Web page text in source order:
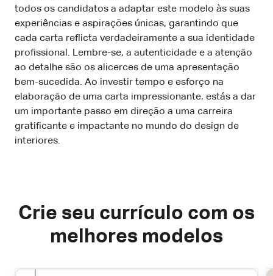
todos os candidatos a adaptar este modelo às suas
experiências e aspirações únicas, garantindo que
cada carta reflicta verdadeiramente a sua identidade
profissional. Lembre-se, a autenticidade e a atenção
ao detalhe são os alicerces de uma apresentação
bem-sucedida. Ao investir tempo e esforço na
elaboração de uma carta impressionante, estás a dar
um importante passo em direção a uma carreira
gratificante e impactante no mundo do design de
interiores.
Crie seu currículo com os
melhores modelos